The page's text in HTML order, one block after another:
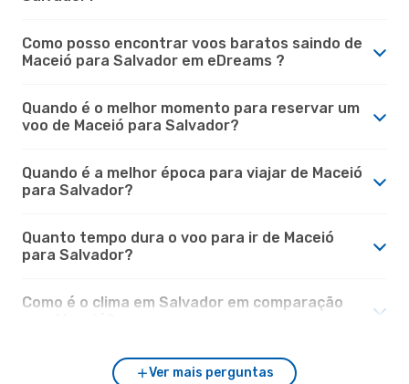
Como posso encontrar voos baratos saindo de
Maceió para Salvador em eDreams ?
Quando é o melhor momento para reservar um
voo de Maceió para Salvador?
Quando é a melhor época para viajar de Maceió
para Salvador?
Quanto tempo dura o voo para ir de Maceió
para Salvador?
Como é o clima em Salvador em comparação
Ver mais perguntas